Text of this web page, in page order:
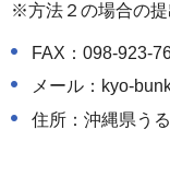
※方法２の場合の
FAX：098-923-
メール：kyo-
住所：沖縄県う